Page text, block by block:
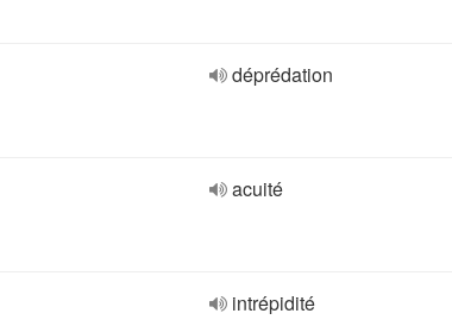
déprédation
acuité
intrépidité